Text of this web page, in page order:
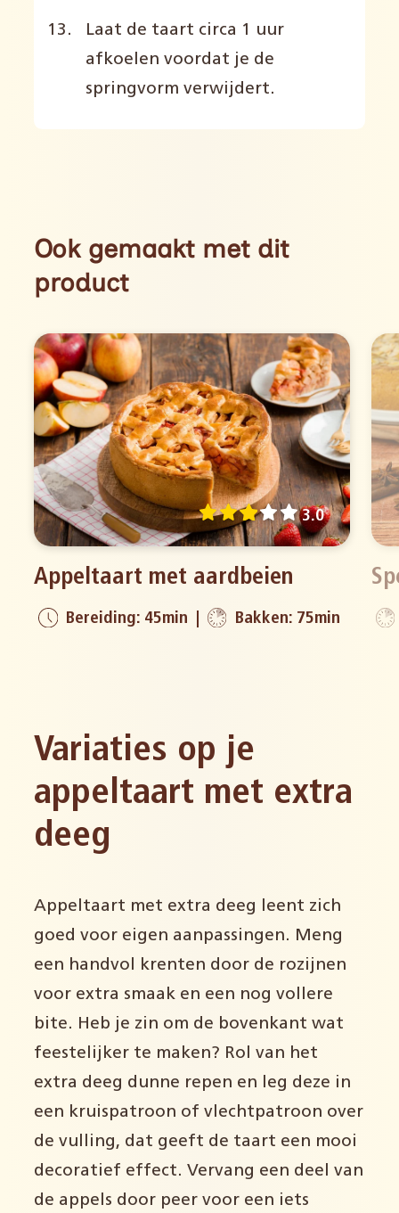
Laat de taart circa 1 uur
afkoelen voordat je de
springvorm verwijdert.
Ook gemaakt met dit
product
Appeltaart met aardbeien
Bereiding: 45min Bakken: 75min
3.0
Variaties op je
appeltaart met extra
deeg
Appeltaart met extra deeg leent zich
goed voor eigen aanpassingen. Meng
een handvol krenten door de rozijnen
voor extra smaak en een nog vollere
bite. Heb je zin om de bovenkant wat
feestelijker te maken? Rol van het
extra deeg dunne repen en leg deze in
een kruispatroon of vlechtpatroon over
de vulling, dat geeft de taart een mooi
decoratief effect. Vervang een deel van
de appels door peer voor een iets